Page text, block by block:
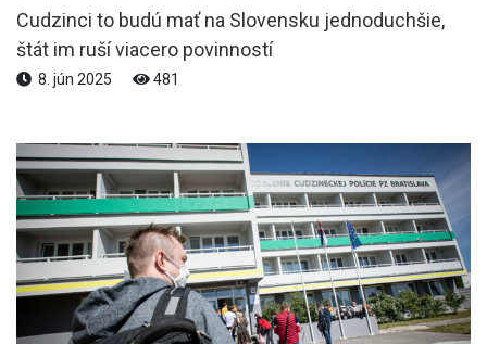
Cudzinci to budú mať na Slovensku jednoduchšie,
štát im ruší viacero povinností
8. jún 2025 481